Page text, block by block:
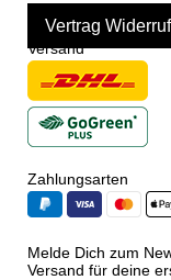
Vertrag
Versand
Zahlungsarten
Melde Dich zum
Versand für deine